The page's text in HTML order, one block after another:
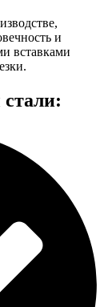
и
вставками